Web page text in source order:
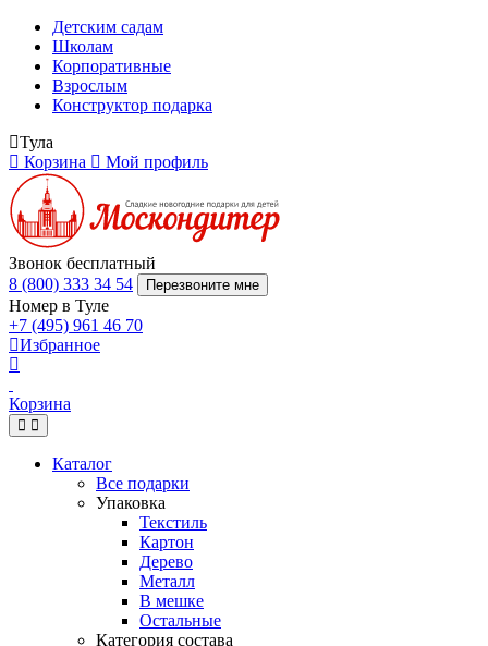
Детским садам
Школам
Корпоративные
Взрослым
Конструктор подарка
Тула
Корзина
Мой профиль
Звонок бесплатный
8 (800) 333 34 54
Перезвоните мне
Номер в Туле
+7 (495) 961 46 70
Избранное
Корзина
Каталог
Все подарки
Упаковка
Текстиль
Картон
Дерево
Металл
В мешке
Остальные
Категория состава